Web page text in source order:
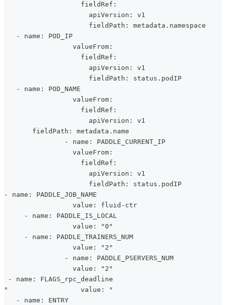
                   fieldRef:
                     apiVersion: v1
                     fieldPath: metadata.namespace
   - name: POD_IP
                 valueFrom:
                   fieldRef:
                     apiVersion: v1
                     fieldPath: status.podIP
   - name: POD_NAME
                 valueFrom:
                   fieldRef:
                     apiVersion: v1
       fieldPath: metadata.name
               - name: PADDLE_CURRENT_IP
                 valueFrom:
                   fieldRef:
                     apiVersion: v1
                     fieldPath: status.podIP
- name: PADDLE_JOB_NAME
                 value: fluid-ctr
     - name: PADDLE_IS_LOCAL
                 value: "0"
     - name: PADDLE_TRAINERS_NUM
                 value: "2"
               - name: PADDLE_PSERVERS_NUM
                 value: "2"
- name: FLAGS_rpc_deadline
"                  value: "
   - name: ENTRY